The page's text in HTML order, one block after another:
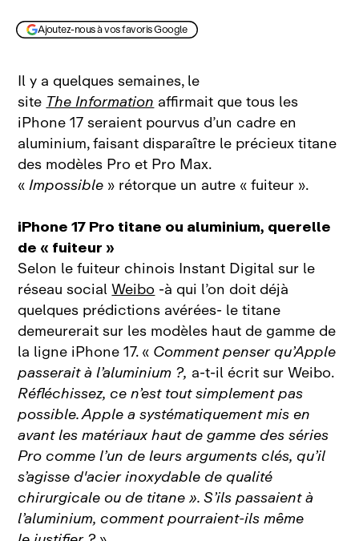
Ajoutez-nous à vos favoris Google
Il y a quelques semaines, le
siteThe Informationaffirmait que tous les
iPhone 17 seraient pourvus d’un cadre en
aluminium, faisant disparaître le précieux titane
des modèles Pro et Pro Max.
«Impossible » rétorque un autre « fuiteur ».
iPhone 17 Pro titane ou aluminium, querelle
de « fuiteur »
Selon le fuiteur chinois Instant Digital sur le
réseau socialWeibo‑à qui l’on doit déjà
quelques prédictions avérées‑ le titane
demeurerait sur les modèles haut de gamme de
la ligne iPhone 17. « Comment penser qu’Apple
passerait à l’aluminium ?, a‑t‑il écrit sur Weibo.
Réfléchissez, ce n’est tout simplement pas
possible. Apple a systématiquement mis en
avant les matériaux haut de gamme des séries
Pro comme l’un de leurs arguments clés, qu’il
s’agisse d'acier inoxydable de qualité
chirurgicale ou de titane». S’ils passaient à
l’aluminium, comment pourraient‑ils même